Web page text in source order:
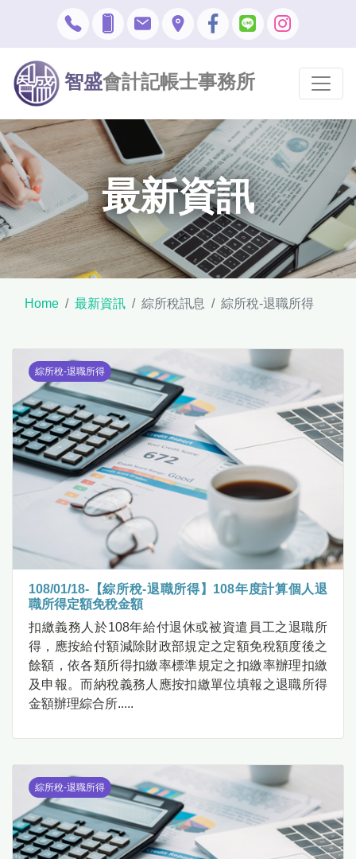
智盛會計記帳士事務所
最新資訊
Home 最新資訊 綜所稅訊息 綜所稅-退職所得
綜所稅-退職所得
108/01/18-【綜所稅-退職所得】108年度計算個人退
職所得定額免稅金額
扣繳義務人於108年給付退休或被資遣員工之退職所
得，應按給付額減除財政部規定之定額免稅額度後之
餘額，依各類所得扣繳率標準規定之扣繳率辦理扣繳
及申報。而納稅義務人應按扣繳單位填報之退職所得
金額辦理綜合所.....
綜所稅-退職所得